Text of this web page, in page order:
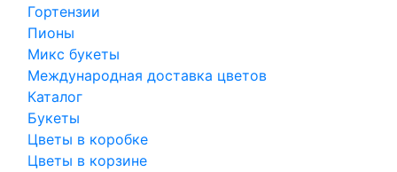
Гортензии
Пионы
Микс букеты
Международная доставка цветов
Каталог
Букеты
Цветы в коробке
Цветы в корзине